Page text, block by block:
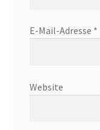
E-Mail-Adresse *
Website